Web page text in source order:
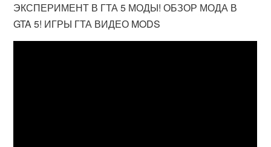
ЭКСПЕРИМЕНТ В ГТА 5 МОДЫ! ОБЗОР МОДА В
GTA 5! ИГРЫ ГТА ВИДЕО MODS